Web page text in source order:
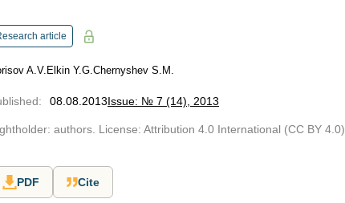
article
A.V. Elkin Y.G.Chernyshev S.M.
: 08.08.2013Issue: № 7 (14), 2013
authors. License: Attribution 4.0 International (CC BY 4.0)
PDF Cite